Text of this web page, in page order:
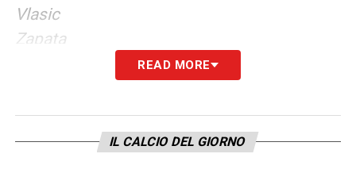
Vlasic
Zapata
LEGGI ANCHE –Ultime notizie
READ MORE
IL CALCIO DEL GIORNO